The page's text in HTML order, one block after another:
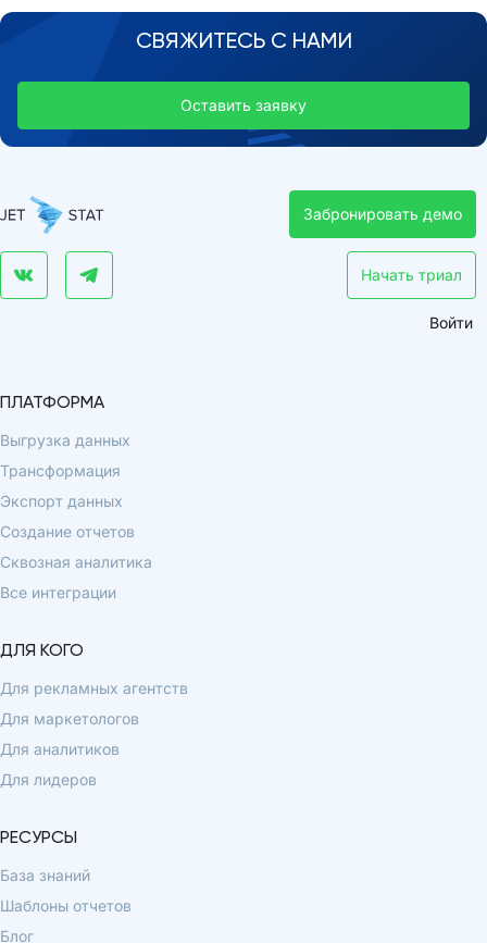
СВЯЖИТЕСЬ С НАМИ
Оставить заявку
Забронировать демо
Начать триал
Войти
ПЛАТФОРМА
Выгрузка данных
Трансформация
Экспорт данных
Создание отчетов
Сквозная аналитика
Все интеграции
ДЛЯ КОГО
Для рекламных агентств
Для маркетологов
Для аналитиков
Для лидеров
РЕСУРСЫ
База знаний
Шаблоны отчетов
Блог